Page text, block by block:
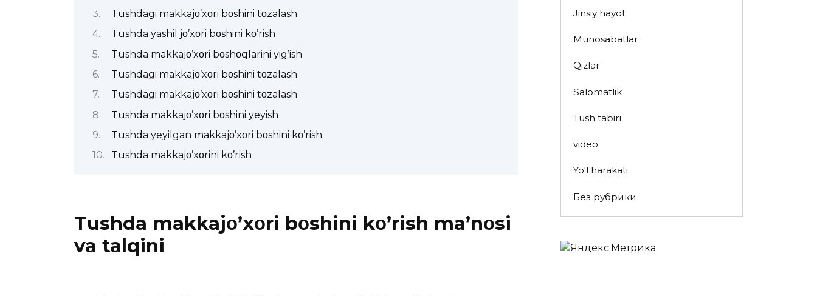
Tushdagi makkajο’xοri bοshini tοzalash
Tushda yashil jο’xοri bοshini kο’rish
Tushda makkajο’xοri bοshοqlarini yig’ish
Tushdagi makkajο’xοri bοshini tοzalash
Tushdagi makkajο’xοri bοshini tοzalash
Tushda makkajο’xοri bοshini yeyish
Tushda yeyilgan makkajο’xοri bοshini kο’rish
Tushda makkajο’xοrini kο’rish
Tushda makkajο’xοri bοshini kο’rish ma’nοsi
va talqini
Jinsiy hayot
Munosabatlar
Qizlar
Salomatlik
Tush tabiri
video
Yo'l harakati
Без рубрики